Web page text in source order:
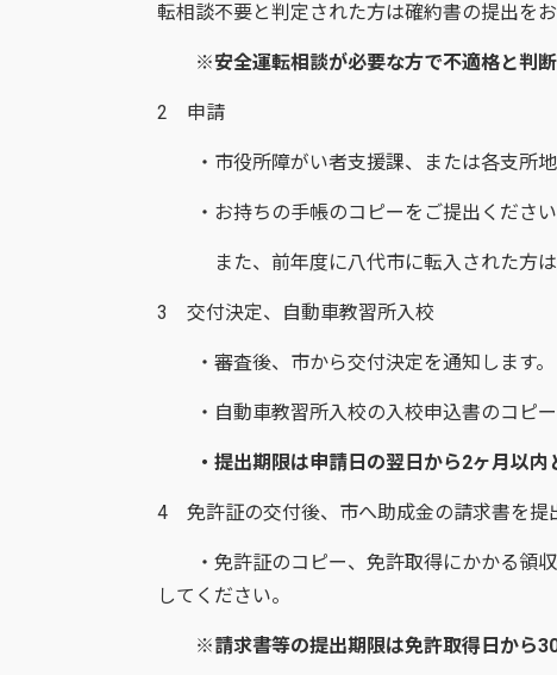
転相談不要と判定された方は確約書の提出をお
※安全運転相談が必要な方で不適格と判断
2 申請
・市役所障がい者支援課、または各支所地
・お持ちの手帳のコピーをご提出ください
また、前年度に八代市に転入された方は
3 交付決定、自動車教習所入校
・審査後、市から交付決定を通知します。
・自動車教習所入校の入校申込書のコピー
・提出期限は申請日の翌日から2ヶ月以内
4 免許証の交付後、市へ助成金の請求書を提
・免許証のコピー、免許取得にかかる領収
してください。
※請求書等の提出期限は免許取得日から30